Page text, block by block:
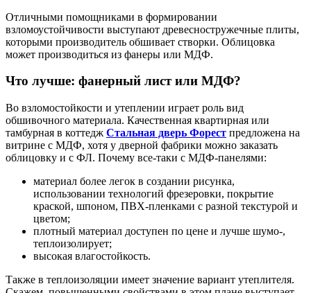
Отличными помощниками в формировании
взломоустойчивости выступают древесностружечные плиты,
которыми производитель обшивает створки. Облицовка
может производиться из фанеры или МДФ.
Что лучше: фанерный лист или МДФ?
Во взломостойкости и утеплении играет роль вид
обшивочного материала. Качественная квартирная или
тамбурная в коттедж Стальная дверь Форест предложена на
витрине с МДФ, хотя у дверной фабрики можно заказать
облицовку и с ФЛ. Почему все-таки с МДФ-панелями:
материал более легок в создании рисунка,
использовании технологий фрезеровки, покрытие
краской, шпоном, ПВХ-пленками с разной текстурой и
цветом;
плотный материал доступен по цене и лучше шумо-,
теплоизолирует;
высокая влагостойкость.
Также в теплоизоляции имеет значение вариант утеплителя.